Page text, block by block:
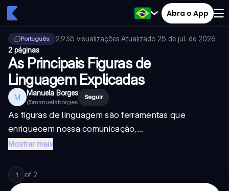
Abra o App
Português 2.935 visualizações·Atualizado 25 de jul. de 2026·
2 páginas
As Principais Figuras de
Linguagem Explicadas
M Manuela Borges
@manuelaborges
Seguir
As figuras de linguagem são ferramentas que
enriquecem nossa comunicação,...
Mostrar mais
1 of 2